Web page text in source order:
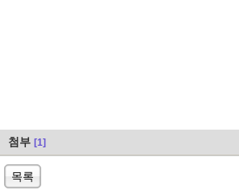
첨부 [1]
목록